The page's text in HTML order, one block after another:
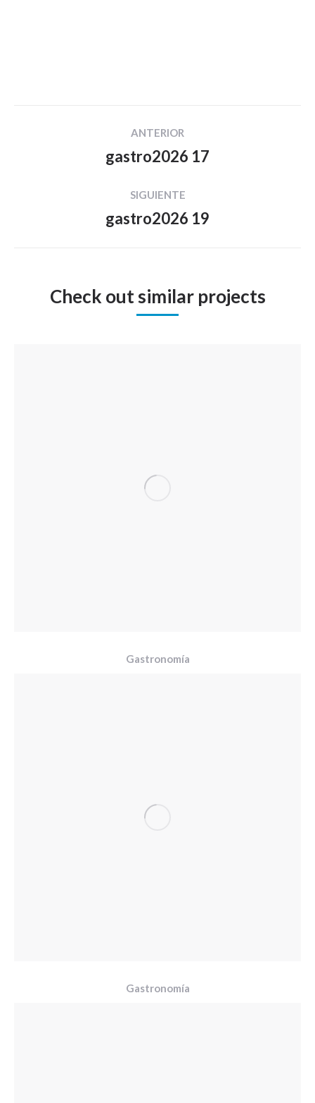
ANTERIOR
Proyecto
gastro2026 17
SIGUIENTE
Proyecto
gastro2026 19
Check out similar projects
Gastronomía
Gastronomía